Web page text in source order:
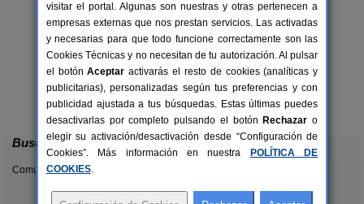
2-16 pers.
desde25 €
Finca o Bizarro
Trabada (Lugo)
Buscar
Comunidades:
visitar el portal. Algunas son nuestras y otras pertenecen a
empresas externas que nos prestan servicios. Las activadas
y necesarias para que todo funcione correctamente son las
Cookies Técnicas y no necesitan de tu autorización. Al pulsar
el botónAceptar activarás el resto de cookies (analíticas y
publicitarias), personalizadas según tus preferencias y con
publicidad ajustada a tus búsquedas. Estas últimas puedes
desactivarlas por completo pulsando el botón Rechazar o
elegir su activación/desactivación desde “Configuración de
Cookies”. Más información en nuestra
POLÍTICA DE
COOKIES.